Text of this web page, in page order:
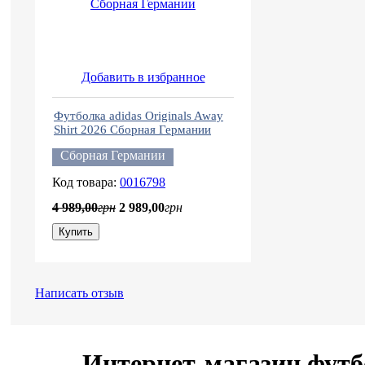
Добавить в избранное
Футболка adidas Originals Away
Shirt 2026 Сборная Германии
Сборная Германии
0016798
4 989,00грн 2 989,00грн
Купить
Написать отзыв